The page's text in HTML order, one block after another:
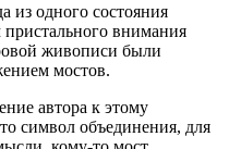
из одного состояния
пристального внимания
живописи были
мостов.
автора к этому
символ объединения, для